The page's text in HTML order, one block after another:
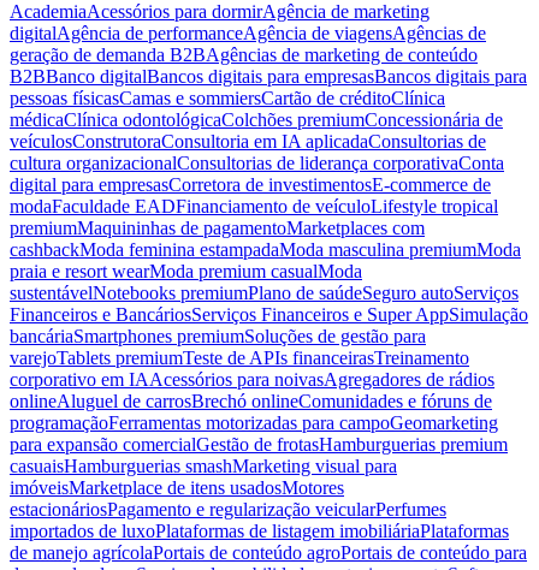
AcademiaAcessórios para dormirAgência de marketing
digitalAgência de performanceAgência de viagensAgências de
geração de demanda B2BAgências de marketing de conteúdo
B2BBanco digitalBancos digitais para empresasBancos digitais para
pessoas físicasCamas e sommiersCartão de créditoClínica
médicaClínica odontológicaColchões premiumConcessionária de
veículosConstrutoraConsultoria em IA aplicadaConsultorias de
cultura organizacionalConsultorias de liderança corporativaConta
digital para empresasCorretora de investimentosE-commerce de
modaFaculdade EADFinanciamento de veículoLifestyle tropical
premiumMaquininhas de pagamentoMarketplaces com
cashbackModa feminina estampadaModa masculina premiumModa
praia e resort wearModa premium casualModa
sustentávelNotebooks premiumPlano de saúdeSeguro autoServiços
Financeiros e BancáriosServiços Financeiros e Super AppSimulação
bancáriaSmartphones premiumSoluções de gestão para
varejoTablets premiumTeste de APIs financeirasTreinamento
corporativo em IAAcessórios para noivasAgregadores de rádios
onlineAluguel de carrosBrechó onlineComunidades e fóruns de
programaçãoFerramentas motorizadas para campoGeomarketing
para expansão comercialGestão de frotasHamburguerias premium
casuaisHamburguerias smashMarketing visual para
imóveisMarketplace de itens usadosMotores
estacionáriosPagamento e regularização veicularPerfumes
importados de luxoPlataformas de listagem imobiliáriaPlataformas
de manejo agrícolaPortais de conteúdo agroPortais de conteúdo para